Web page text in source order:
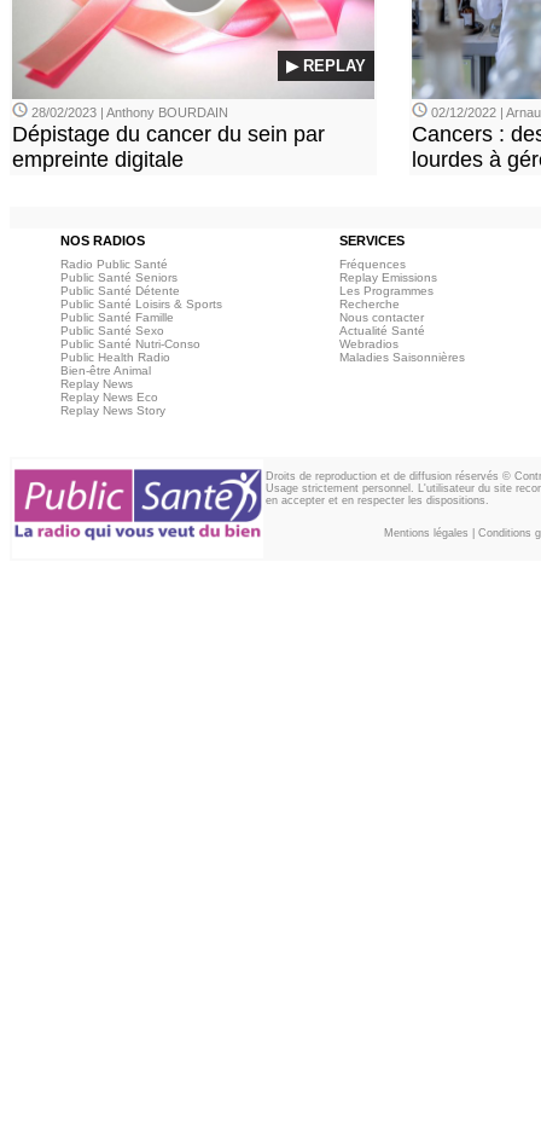
▶ REPLAY
28/02/2023 | Anthony BOURDAIN
Dépistage du cancer du sein par
empreinte digitale
02/12/2022 |
Cancers :
lourdes à
NOS RADIOS SERVICES
Radio Public Santé
Public Santé Seniors
Public Santé Détente
Public Santé Loisirs & Sports
Public Santé Famille
Public Santé Sexo
Public Santé Nutri-Conso
Public Health Radio
Bien-être Animal
Replay News
Replay News Eco
Replay News Story
Fréquences
Replay Emissions
Les Programmes
Recherche
Nous contacter
Actualité Santé
Webradios
Maladies Saisonnières
Droits de reproduction et de diffusion réservés ©
Usage strictement personnel. L'utilisateur du site
en accepter et en respecter les dispositions.
Mentions légales Conditions